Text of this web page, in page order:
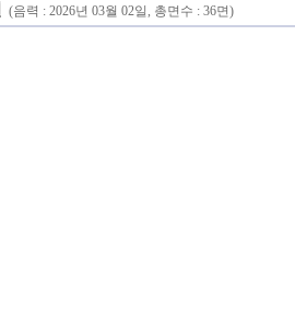
(음력 : 2026년 03월 02일, 총면수 : 36면)